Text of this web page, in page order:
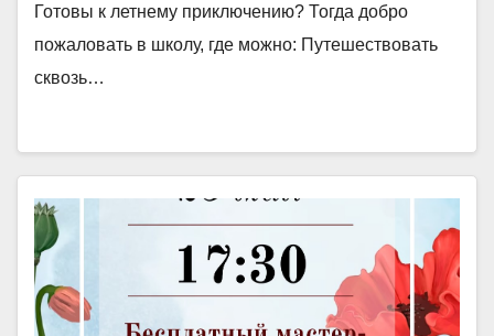
Готовы к летнему приключению? Тогда добро
пожаловать в школу, где можно: Путешествовать
сквозь…